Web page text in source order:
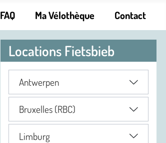
FAQ Ma Vélothèque Contact
Locations Fietsbieb
Antwerpen
Bruxelles (RBC)
Limburg